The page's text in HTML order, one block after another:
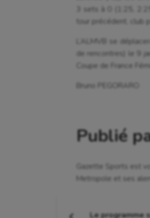
3 sets à 0 (1:25,
tour précédent, club
L’ALMVB se
de rencontres) le 9
Coupe de France
Bruno PEGORARO
Publié
Gazette Sports est
Metropole et ses
Le programme